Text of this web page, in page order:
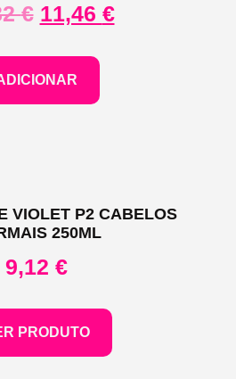
€ 11,46 €
VIOLET P2 CABELOS
250ML
9,12 €
PRODUTO